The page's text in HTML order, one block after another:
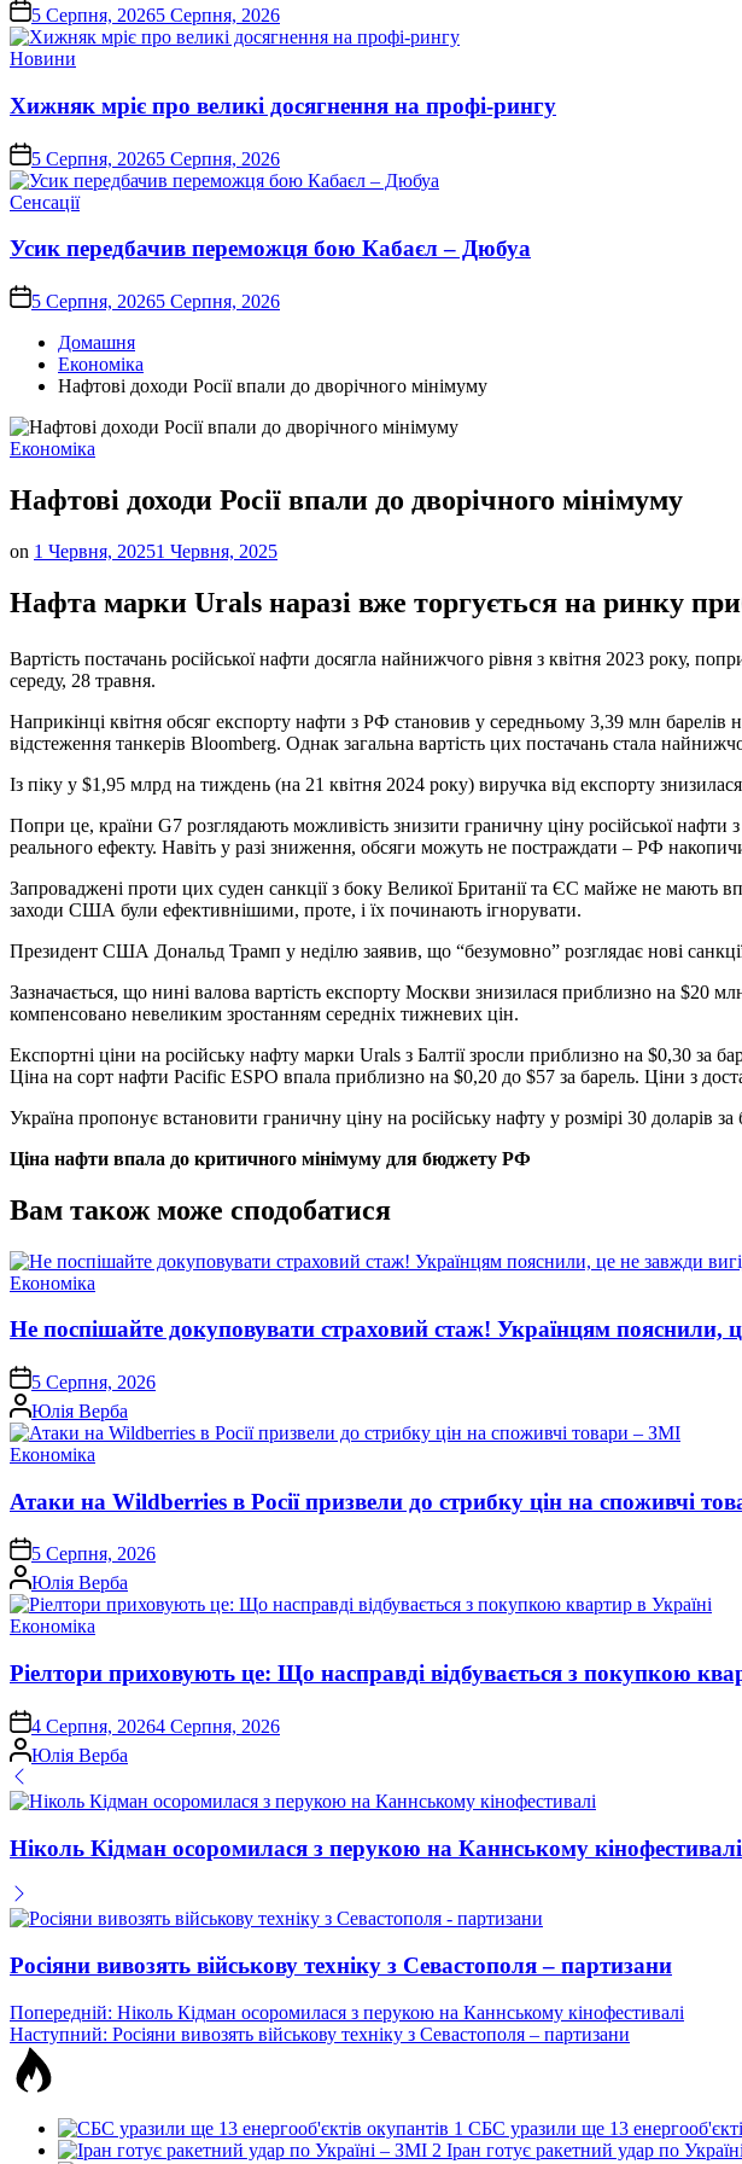
on 5 Серпня, 20265 Серпня, 2026
Опублікувати
Новини
Хижняк мріє про великі досягнення на профі-рингу
on 5 Серпня, 20265 Серпня, 2026
Опублікувати
Сенсації
Усик передбачив переможця бою Кабаєл – Дюбуа
on 5 Серпня, 20265 Серпня, 2026
Домашня
Економіка
Нафтові доходи Росії впали до дворічного мінімуму
Опублікувати
Економіка
Нафтові доходи Росії впали до дворічного мінімуму
on 1 Червня, 20251 Червня, 2025
Нафта марки Urals наразі вже торгується на ринку
Вартість постачань російської нафти досягла найнижчого рівня з квітня 2023 року,
середу, 28 травня.
Наприкінці квітня обсяг експорту нафти з РФ становив у середньому 3,39 млн
відстеження танкерів Bloomberg. Однак загальна вартість цих постачань стала
Із піку у $1,95 млрд на тиждень (на 21 квітня 2024 року) виручка від експорту
Попри це, країни G7 розглядають можливість знизити граничну ціну російської
реального ефекту. Навіть у разі зниження, обсяги можуть не постраждати – РФ
Запроваджені проти цих суден санкції з боку Великої Британії та ЄС майже не мають
заходи США були ефективнішими, проте, і їх починають ігнорувати.
Президент США Дональд Трамп у неділю заявив, що “безумовно” розглядає нові
Зазначається, що нині валова вартість експорту Москви знизилася приблизно на $20
компенсовано невеликим зростанням середніх тижневих цін.
Експортні ціни на російську нафту марки Urals з Балтії зросли приблизно на $0,30 за
Ціна на сорт нафти Pacific ESPO впала приблизно на $0,20 до $57 за барель. Ціни з
Україна пропонує встановити граничну ціну на російську нафту у розмірі 30 доларів за
Ціна нафти впала до критичного мінімуму для бюджету РФ
Вам також може сподобатися
Опублікувати
Економіка
Не поспішайте докуповувати страховий стаж! Українцям пояснили,
on 5 Серпня, 2026
Опубліковано
Юлія Верба
Опублікувати
Економіка
Атаки на Wildberries в Росії призвели до стрибку цін на споживчі
on 5 Серпня, 2026
Опубліковано
Юлія Верба
Опублікувати
Економіка
Ріелтори приховують це: Що насправді відбувається з покупкою
on4 Серпня, 20264 Серпня, 2026
Опубліковано
Юлія Верба
Ніколь Кідман осоромилася з перукою на Каннському кінофестивалі
Росіяни вивозять військову техніку з Севастополя – партизани
Навігація
записів
Попередній: Ніколь Кідман осоромилася з перукою на Каннському кінофестивалі
Наступний: Росіяни вивозять військову техніку з Севастополя – партизани
1 СБС уразили ще 13
2 Іран готує ракетний удар по